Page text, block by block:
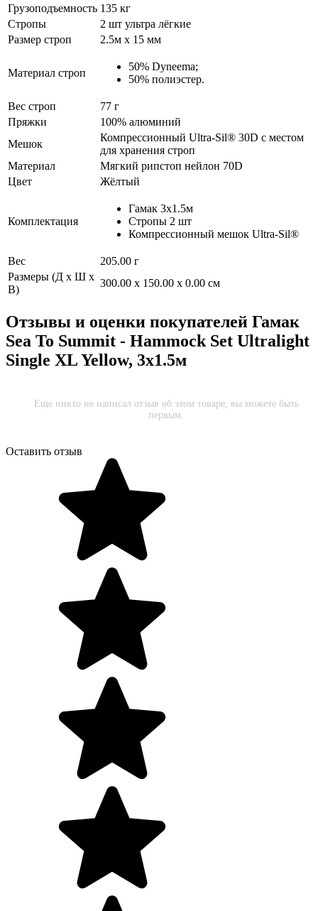
Грузоподъемность 135 кг
Стропы
2 шт ультра лёгкие
Размер строп
2.5м x 15 мм
Материал строп
50% Dyneema;
50% полиэстер.
Вес строп
77 г
Пряжки
100% алюминий
Мешок
Компрессионный Ultra-Sil® 30D с местом
для хранения строп
Материал
Мягкий рипстоп нейлон 70D
Цвет
Жёлтый
Комплектация
Гамак 3x1.5м
Стропы 2 шт
Компрессионный мешок Ultra-Sil®
Вес
205.00 г
Размеры (Д х Ш х
В)
300.00 x 150.00 x 0.00 см
Отзывы и оценки покупателей Гамак
Sea To Summit - Hammock Set Ultralight
Single XL Yellow, 3х1.5м
Еще никто не написал отзыв об этом товаре, вы можете быть
первым.
Оставить отзыв